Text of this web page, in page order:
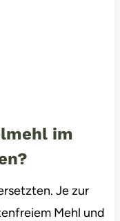
im
Je zur
Mehl und